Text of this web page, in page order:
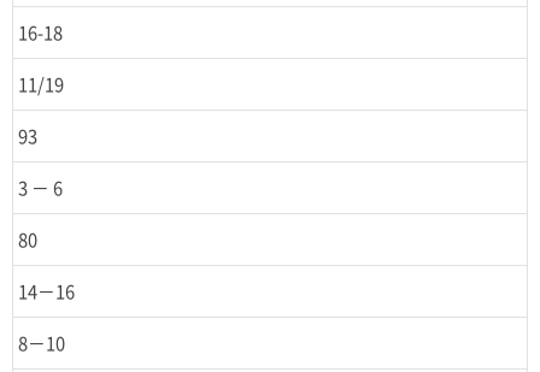
16-18
11/19
93
3 － 6
80
14－16
8－10